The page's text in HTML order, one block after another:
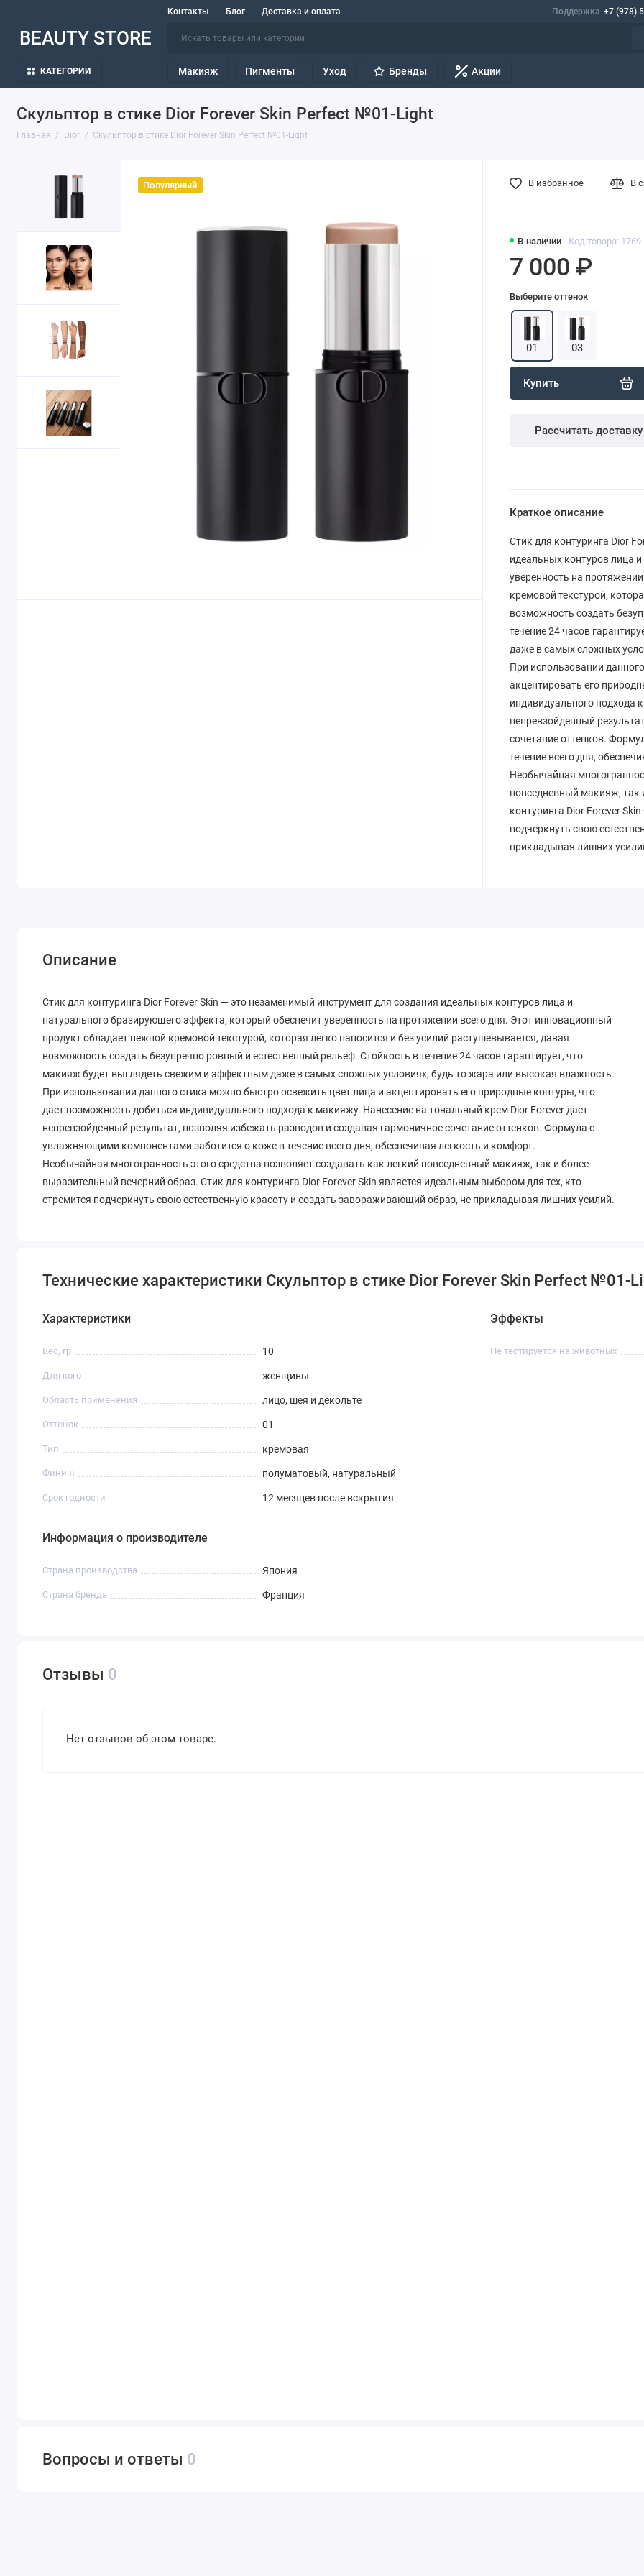
Контакты Блог Доставка и оплата Поддержка +7 (978)
BEAUTY STORE
КАТЕГОРИИ Макияж Пигменты Уход Бренды Акции
Скульптор в стике Dior Forever Skin Perfect №01-Light
Главная Dior Скульптор в стике Dior Forever Skin Perfect №01-Light
Популярный
В наличии Код товара: 1769
7 000 ₽
Выберите оттенок
01 03
Купить
Рассчитать доставку
В избранное В
Краткое описание
Стик для контуринга Dior
идеальных контуров лица
уверенность на
кремовой текстурой,
возможность создать
течение 24 часов
даже в самых сложных
При использовании
акцентировать его
индивидуального подхода
непревзойденный
сочетание оттенков.
течение всего дня,
Необычайная
повседневный макияж, так
контуринга Dior Forever
подчеркнуть свою
прикладывая лишних
Описание
Стик для контуринга Dior Forever Skin — это незаменимый инструмент для создания идеальных контуров лица и
натурального бразирующего эффекта, который обеспечит уверенность на протяжении всего дня. Этот инновационный
продукт обладает нежной кремовой текстурой, которая легко наносится и без усилий растушевывается, давая
возможность создать безупречно ровный и естественный рельеф. Стойкость в течение 24 часов гарантирует, что
макияж будет выглядеть свежим и эффектным даже в самых сложных условиях, будь то жара или высокая влажность.
При использовании данного стика можно быстро освежить цвет лица и акцентировать его природные контуры, что
дает возможность добиться индивидуального подхода к макияжу. Нанесение на тональный крем Dior Forever дает
непревзойденный результат, позволяя избежать разводов и создавая гармоничное сочетание оттенков. Формула с
увлажняющими компонентами заботится о коже в течение всего дня, обеспечивая легкость и комфорт.
Необычайная многогранность этого средства позволяет создавать как легкий повседневный макияж, так и более
выразительный вечерний образ. Стик для контуринга Dior Forever Skin является идеальным выбором для тех, кто
стремится подчеркнуть свою естественную красоту и создать завораживающий образ, не прикладывая лишних усилий.
Технические характеристики Скульптор в стике Dior Forever Skin Perfect №01-
Характеристики
Вес, гр 10
Для кого женщины
Область применения лицо, шея и декольте
Оттенок 01
Тип кремовая
Финиш полуматовый, натуральный
Срок годности 12 месяцев после вскрытия
Эффекты
Не тестируется на животных
Информация о производителе
Страна производства Япония
Страна бренда Франция
Отзывы 0
Нет отзывов об этом товаре.
Вопросы и ответы 0